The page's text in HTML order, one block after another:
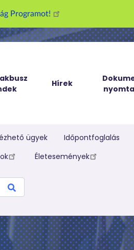
Programot!
Hírek
ügyek
Időpontfoglalás
Életesemények